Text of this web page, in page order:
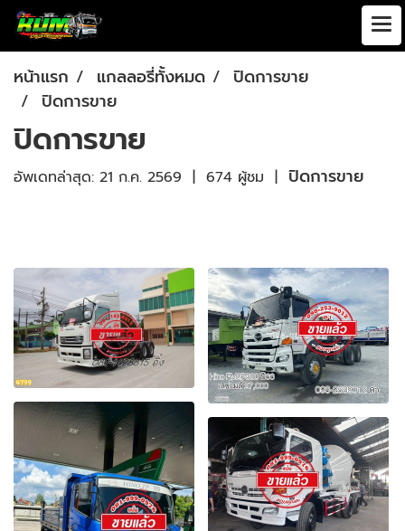
หน้าแรก แกลลอรี่ทั้งหมด
ปิดการขาย
ปิดการขาย
ปิดการขาย
อัพเดทล่าสุด: 21 ก.ค. 2569 | 674 ผู้ชม | ปิดการขาย